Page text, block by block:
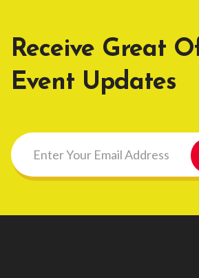
Receive Great
Event Updates